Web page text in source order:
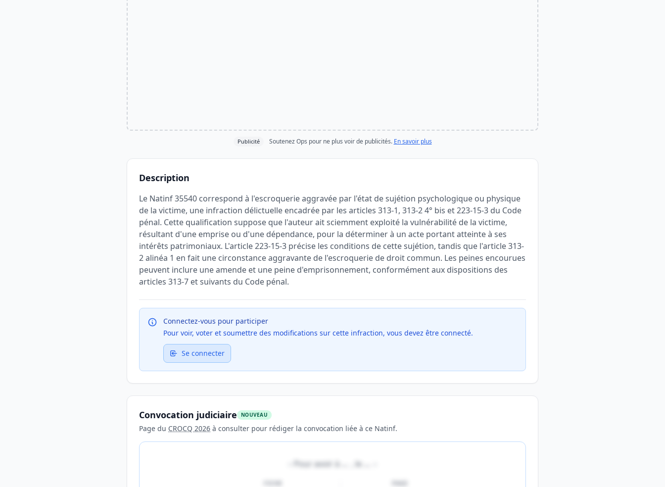
Publicité Soutenez Ops pour ne plus voir de publicités. En savoir plus
Description
Le Natinf 35540 correspond à l'escroquerie aggravée par l'état de sujétion psychologique ou physique
de la victime, une infraction délictuelle encadrée par les articles 313-1, 313-2 4° bis et 223-15-3 du Code
pénal. Cette qualification suppose que l'auteur ait sciemment exploité la vulnérabilité de la victime,
résultant d'une emprise ou d'une dépendance, pour la déterminer à un acte portant atteinte à ses
intérêts patrimoniaux. L'article 223-15-3 précise les conditions de cette sujétion, tandis que l'article 313-
2 alinéa 1 en fait une circonstance aggravante de l'escroquerie de droit commun. Les peines encourues
peuvent inclure une amende et une peine d'emprisonnement, conformément aux dispositions des
articles 313-7 et suivants du Code pénal.
Connectez-vous pour participer
Pour voir, voter et soumettre des modifications sur cette infraction, vous devez être connecté.
Se connecter
Convocation judiciaire NOUVEAU
Page du CROCQ 2026 à consulter pour rédiger la convocation liée à ce Natinf.
Pour avoir à , le